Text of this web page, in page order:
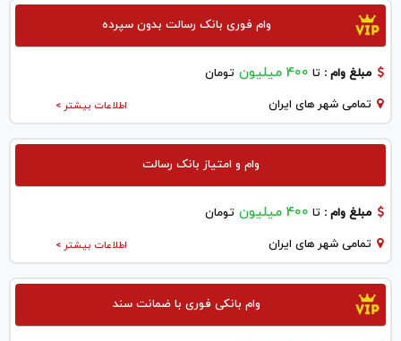
وام فوری بانک رسالت بدون سپرده
مبلغ وام : تا 400 میلیون تومان
اطلاعات بیشتر > تمامی شهر های ایران
وام و امتیاز بانک رسالت
مبلغ وام : تا 400 میلیون تومان
اطلاعات بیشتر > تمامی شهر های ایران
وام بانکی فوری با ضمانت سند